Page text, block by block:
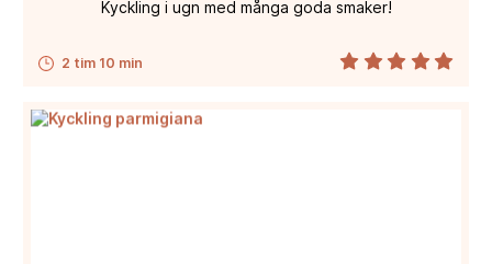
2 tim 10 min
Kyckling i ugn med många goda smaker!